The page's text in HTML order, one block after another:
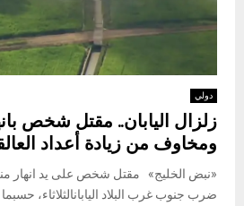
دولي
زلزال اليابان.. مقتل شخص
ومخاوف من زيادة أعداد
«نبض الخليج» مقتل شخص على يد انهار
ضرب جنوب غرب البلاد اليابانالثلاثاء،